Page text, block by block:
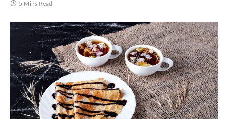
5 Mins Read